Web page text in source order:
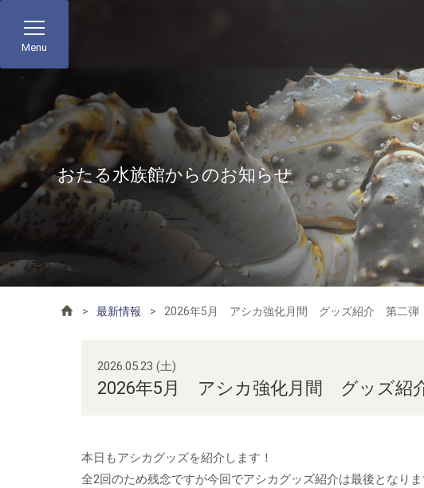
Menu
おたる水族館からのお知らせ
最新情報 2026年5月 アシカ強化月間 グッズ紹介 第二弾
2026.05.23 (土)
2026年5月 アシカ強化月間 グッズ紹
本日もアシカグッズを紹介します！
全2回のため残念ですが今回でアシカグッズ紹介は最後となりま